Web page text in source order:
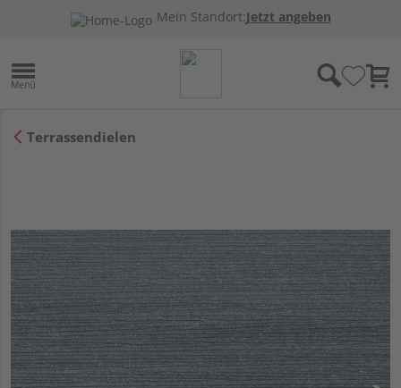
Mein Standort:Jetzt angeben
Terrassendielen